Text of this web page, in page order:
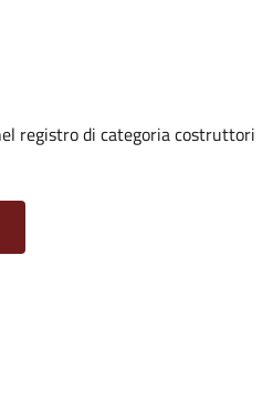
registro di categoria costruttori